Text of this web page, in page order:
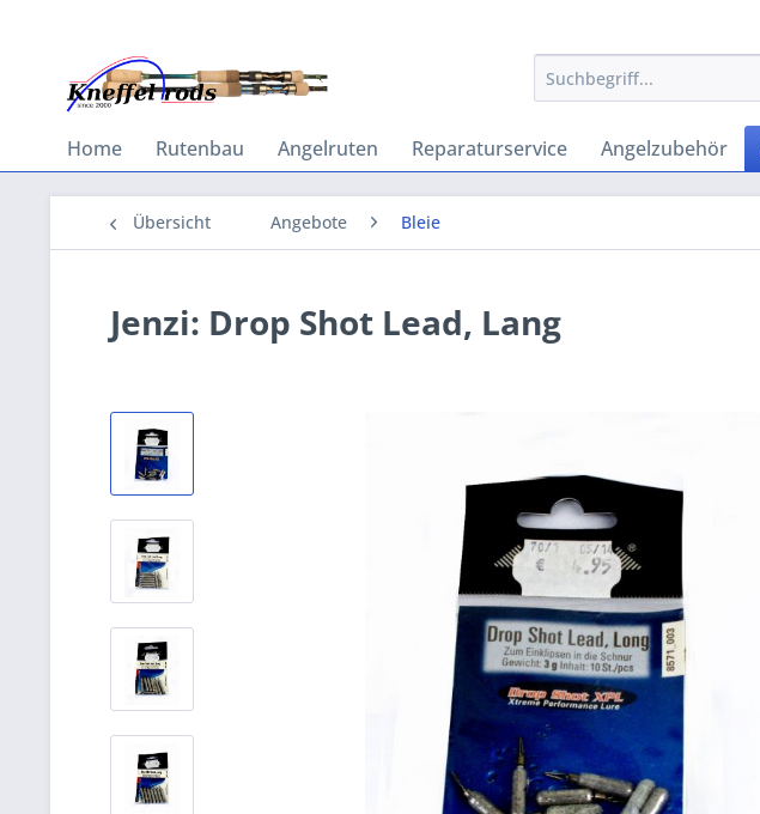
Home Rutenbau Angelruten Reparaturservice Angelzubehör
Übersicht Angebote Bleie
Jenzi: Drop Shot Lead, Lang